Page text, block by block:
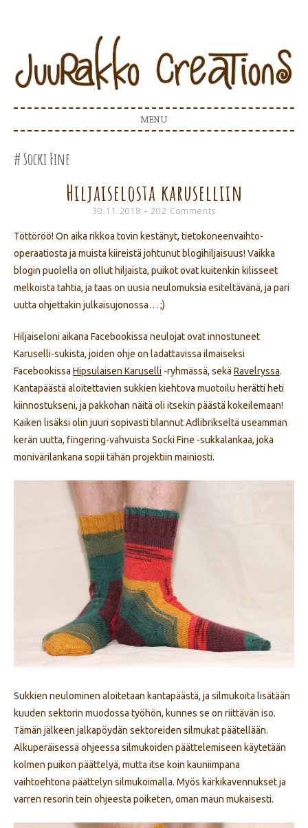
JUURAKKO CREATIONS
MENU
SKIP TO CONTENT
Socki Fine
Hiljaiselosta karuselliin
30.11.2018 202 Comments
Töttöröö! On aika rikkoa tovin kestänyt, tietokoneenvaihto-
operaatiosta ja muista kiireistä johtunut blogihiljaisuus! Vaikka
blogin puolella on ollut hiljaista, puikot ovat kuitenkin kilisseet
melkoista tahtia, ja taas on uusia neulomuksia esiteltävänä, ja pari
uutta ohjettakin julkaisujonossa… ;)
Hiljaiseloni aikana Facebookissa neulojat ovat innostuneet
Karuselli-sukista, joiden ohje on ladattavissa ilmaiseksi
Facebookissa Hipsulaisen Karuselli -ryhmässä, sekä Ravelryssa.
Kantapäästä aloitettavien sukkien kiehtova muotoilu herätti heti
kiinnostukseni, ja pakkohan näitä oli itsekin päästä kokeilemaan!
Kaiken lisäksi olin juuri sopivasti tilannut Adlibrikseltä useamman
kerän uutta, fingering-vahvuista Socki Fine -sukkalankaa, joka
monivärilankana sopii tähän projektiin mainiosti.
Sukkien neulominen aloitetaan kantapäästä, ja silmukoita lisätään
kuuden sektorin muodossa työhön, kunnes se on riittävän iso.
Tämän jälkeen jalkapöydän sektoreiden silmukat päätellään.
Alkuperäisessä ohjeessa silmukoiden päättelemiseen käytetään
kolmen puikon päättelyä, mutta itse koin kauniimpana
vaihtoehtona päättelyn silmukoimalla. Myös kärkikavennukset ja
varren resorin tein ohjeesta poiketen, oman maun mukaisesti.